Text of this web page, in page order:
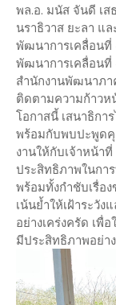
พล.อ. มนัส จันดี เ
นราธิวาส ยะลา แ
พัฒนาการเคลื่อนที่
พัฒนาการเคลื่อนที่
สำนักงานพัฒนาภ
ติดตามความก้าว
โอกาสนี้ เสนาธิก
พร้อมกับพบปะพูดคุ
งานให้กับเจ้าหน้า
ประสิทธิภาพในกา
พร้อมทั้งกำชับเรื่อ
เน้นย้ำให้เฝ้าระวั
อย่างเคร่งครัด เพื่
มีประสิทธิภาพอย่า